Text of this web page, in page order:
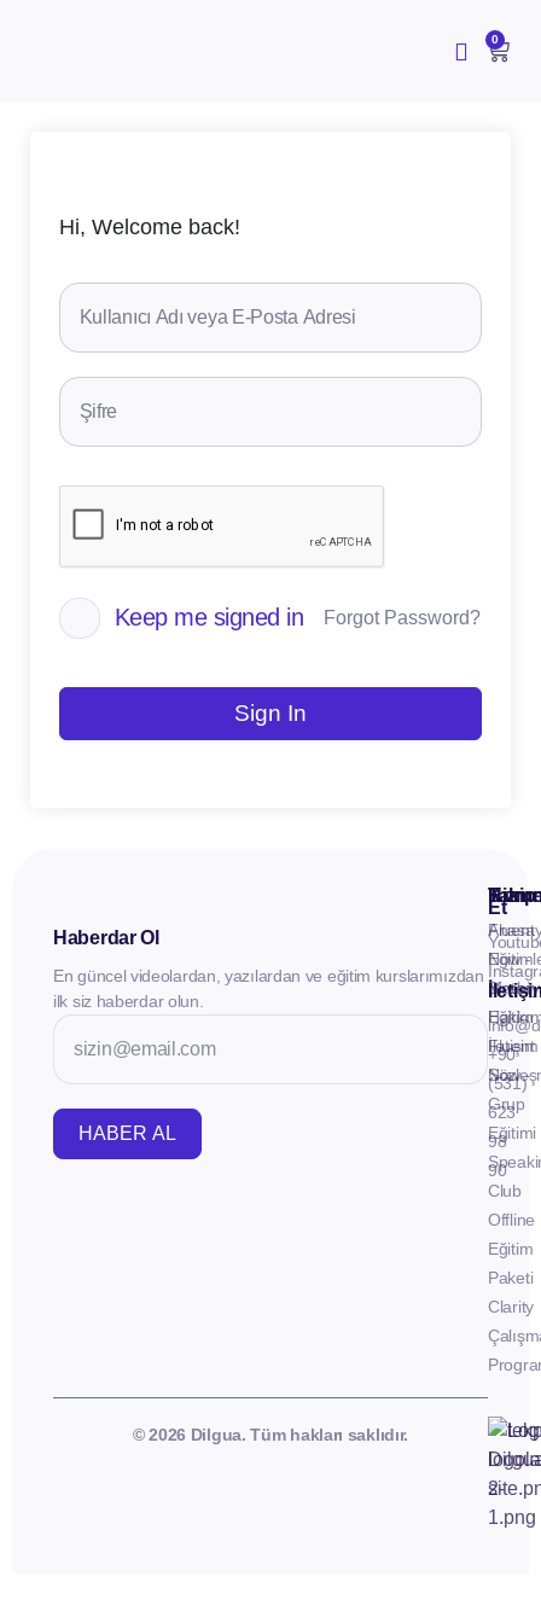
0
Hi, Welcome back!
Keep me signed in Forgot Password?
Sign In
Haberdar Ol
En güncel videolardan, yazılardan ve eğitim kurslarımızdan
ilk siz haberdar olun.
HABER AL
İletişim
Fluent
Now -
Birebir
Eğitim
Fluent
Now -
Grup
Eğitimi
Club
Offline
Eğitim
Paketi
Clarity
Takip
Et
+90
(531)
623
98
90
© 2026 Dilgua. Tüm hakları saklıdır.